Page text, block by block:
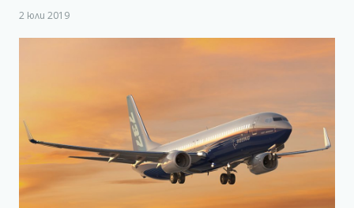
2 юли 2019